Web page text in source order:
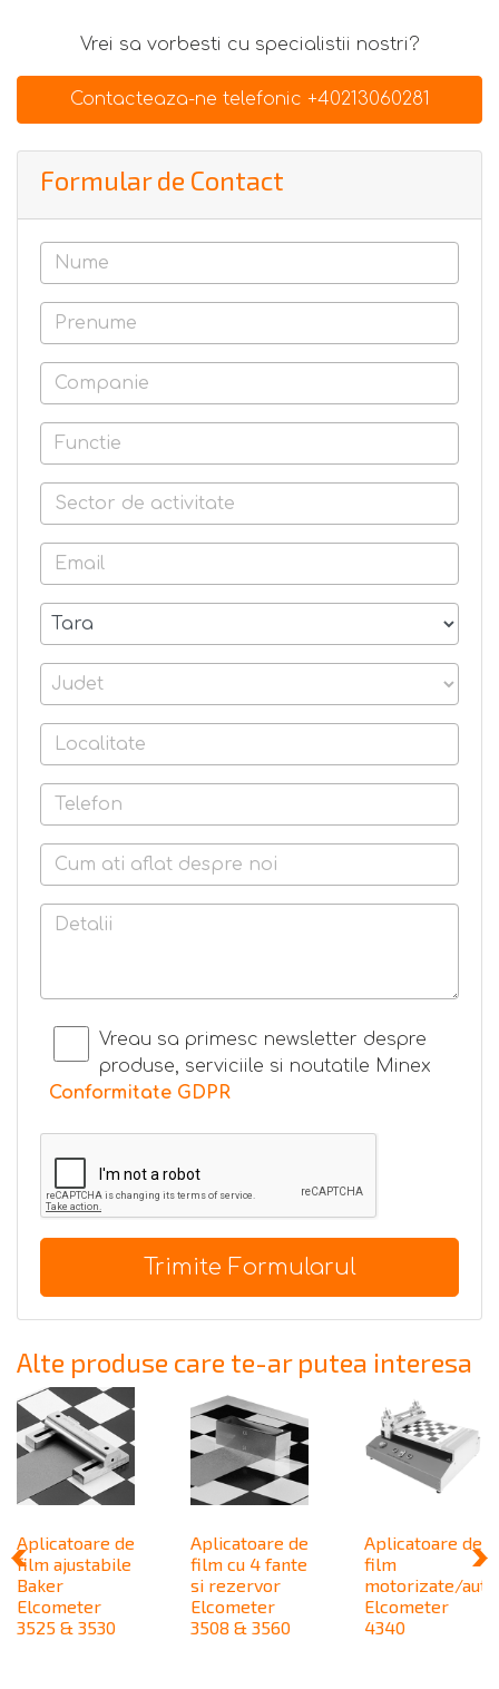
Vrei sa vorbesti cu specialistii nostri?
Contacteaza-ne telefonic +40213060281
Formular de Contact
Vreau sa primesc newsletter despre
produse, serviciile si noutatile Minex
Conformitate GDPR
Trimite Formularul
Alte produse care te-ar putea interesa
Aplicatoare de
film ajustabile
Baker
Elcometer
3525 & 3530
Aplicatoare de
film cu 4 fante
si rezervor
Elcometer
3508 & 3560
Aplicatoare de
film
motorizate/
Elcometer
4340